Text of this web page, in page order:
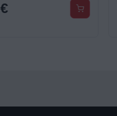
€